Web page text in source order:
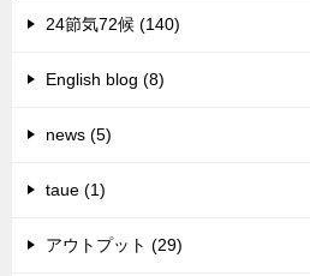
24節気72候 (140)
English blog (8)
news (5)
taue (1)
アウトプット (29)